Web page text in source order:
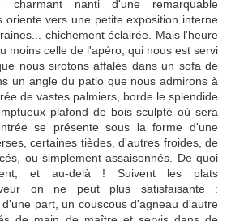
charmant nanti d'une remarquable
oriente vers une petite exposition interne
chichement éclairée. Mais l'heure
moins celle de l'apéro, qui nous est servi
nous sirotons affalés dans un sofa de
un angle du patio que nous admirons à
de vastes palmiers, borde le splendide
plafond de bois sculpté où sera
se présente sous la forme d'une
certaines tièdes, d'autres froides, de
ou simplement assaisonnés. De quoi
et au-delà ! Suivent les plats
on ne peut plus satisfaisante :
part, un couscous d'agneau d'autre